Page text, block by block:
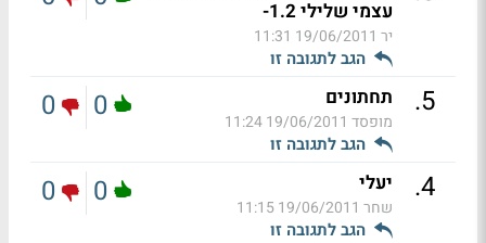
עצמי שלילי 1.2-
יר 19/06/2011 11:31
הגב לתגובה זו
5
. תחתונים
מופסד 19/06/2011 11:24
הגב לתגובה זו
0
0
4
. יעלי
שחר 19/06/2011 11:15
הגב לתגובה זו
0
0